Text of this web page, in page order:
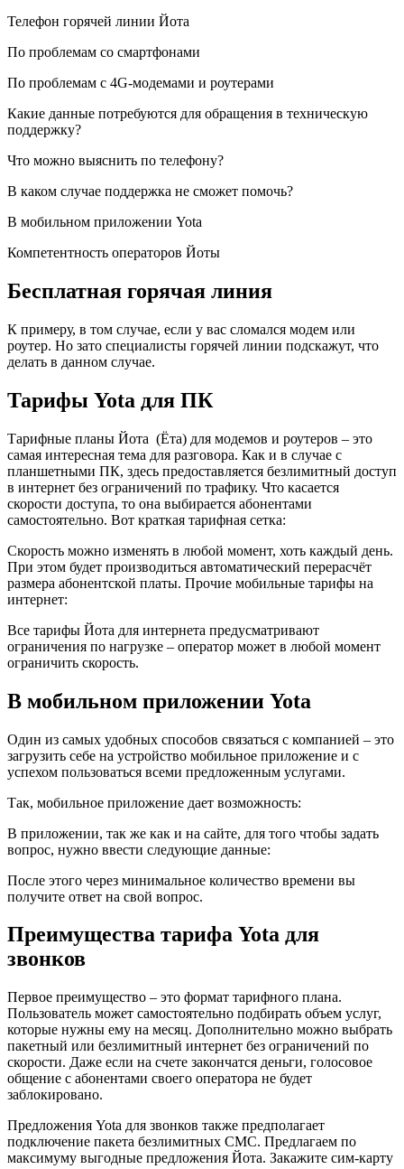
Телефон горячей линии Йота
По проблемам со смартфонами
По проблемам с 4G-модемами и роутерами
Какие данные потребуются для обращения в техническую
поддержку?
Что можно выяснить по телефону?
В каком случае поддержка не сможет помочь?
В мобильном приложении Yota
Компетентность операторов Йоты
Бесплатная горячая линия
К примеру, в том случае, если у вас сломался модем или
роутер. Но зато специалисты горячей линии подскажут, что
делать в данном случае.
Тарифы Yota для ПК
Тарифные планы Йота (Ёта) для модемов и роутеров – это
самая интересная тема для разговора. Как и в случае с
планшетными ПК, здесь предоставляется безлимитный доступ
в интернет без ограничений по трафику. Что касается
скорости доступа, то она выбирается абонентами
самостоятельно. Вот краткая тарифная сетка:
Скорость можно изменять в любой момент, хоть каждый день.
При этом будет производиться автоматический перерасчёт
размера абонентской платы. Прочие мобильные тарифы на
интернет:
Все тарифы Йота для интернета предусматривают
ограничения по нагрузке – оператор может в любой момент
ограничить скорость.
В мобильном приложении Yota
Один из самых удобных способов связаться с компанией – это
загрузить себе на устройство мобильное приложение и с
успехом пользоваться всеми предложенным услугами.
Так, мобильное приложение дает возможность:
В приложении, так же как и на сайте, для того чтобы задать
вопрос, нужно ввести следующие данные:
После этого через минимальное количество времени вы
получите ответ на свой вопрос.
Преимущества тарифа Yota для
звонков
Первое преимущество – это формат тарифного плана.
Пользователь может самостоятельно подбирать объем услуг,
которые нужны ему на месяц. Дополнительно можно выбрать
пакетный или безлимитный интернет без ограничений по
скорости. Даже если на счете закончатся деньги, голосовое
общение с абонентами своего оператора не будет
заблокировано.
Предложения Yota для звонков также предполагает
подключение пакета безлимитных СМС. Предлагаем по
максимуму выгодные предложения Йота. Закажите сим-карту